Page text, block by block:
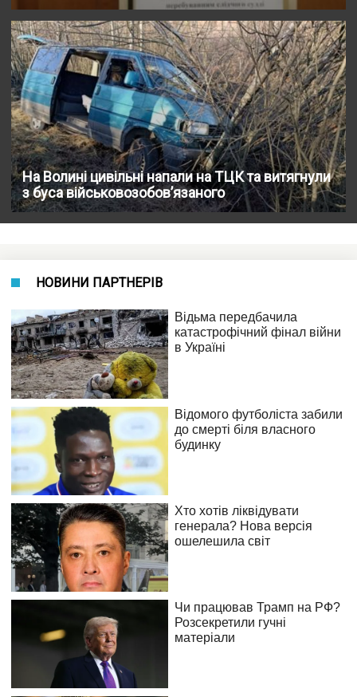
На Волині цивільні напали на ТЦК та витягнули
з буса військовозобов’язаного
НОВИНИ ПАРТНЕРІВ